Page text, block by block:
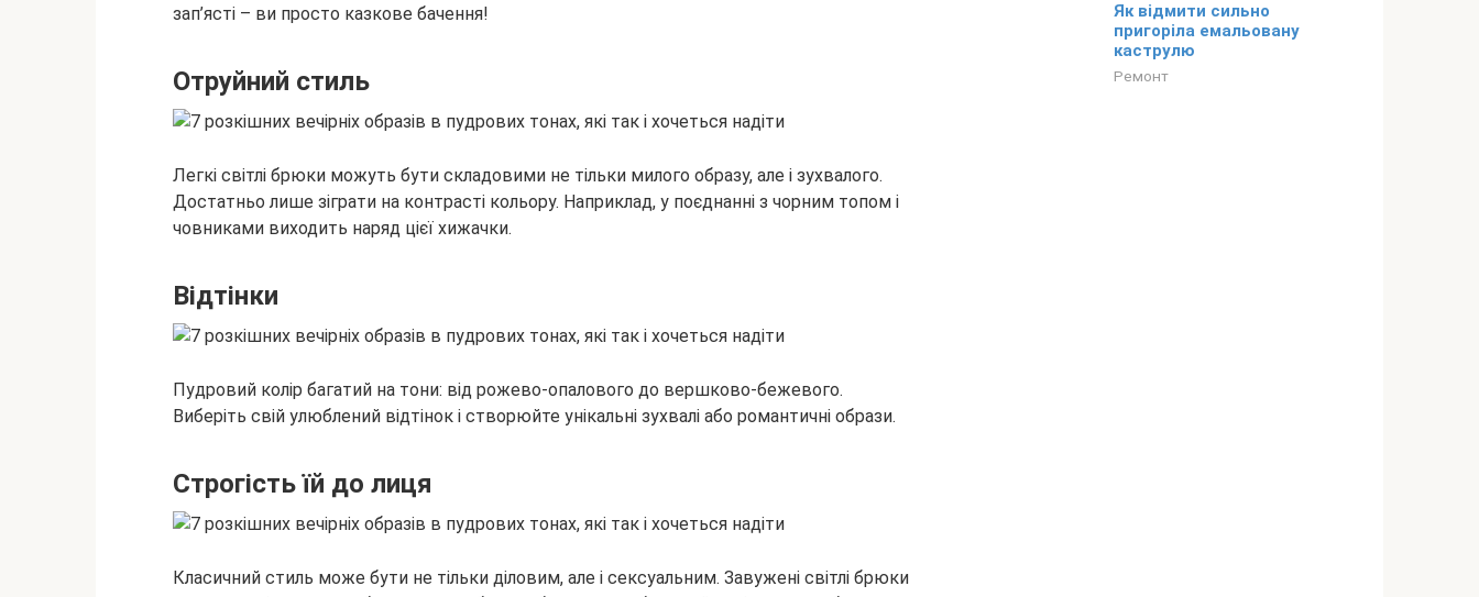
зап’ясті – ви просто казкове бачення!
Отруйний стиль
Легкі світлі брюки можуть бути складовими не тільки милого образу, але і зухвалого.
Достатньо лише зіграти на контрасті кольору. Наприклад, у поєднанні з чорним топом і
човниками виходить наряд цієї хижачки.
Відтінки
Пудровий колір багатий на тони: від рожево-опалового до вершково-бежевого.
Виберіть свій улюблений відтінок і створюйте унікальні зухвалі або романтичні образи.
Строгість їй до лиця
Класичний стиль може бути не тільки діловим, але і сексуальним. Завужені світлі брюки
Як відмити сильно
пригоріла емальовану
каструлю
Ремонт